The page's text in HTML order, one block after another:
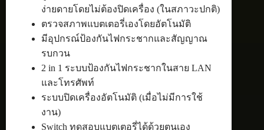
ง่ายดายโดยไม่ต้องปิดเครื่อง (ในสภาวะปกติ)
ตรวจสภาพแบตเตอรี่เองโดยอัตโนมัติ
มีอุปกรณ์ป้องกันไฟกระชากและสัญญาณ
รบกวน
2 in 1 ระบบป้องกันไฟกระชากในสาย LAN
และโทรศัพท์
ระบบปิดเครื่องอัตโนมัติ (เมื่อไม่มีการใช้
งาน)
Switch ทดสอบแบตเตอรี่ได้ด้วยตนเอง